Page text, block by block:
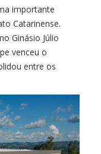
importante
Catarinense.
Ginásio Júlio
venceu o
entre os
[…]